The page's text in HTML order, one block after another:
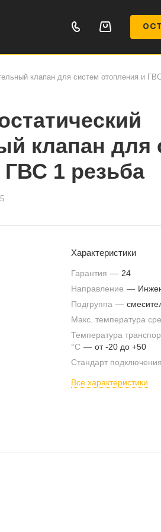
клапан для систем отопления и
клапан для
1 резьба
Характеристики
Гарантия — 24
Направление —
Подгруппа —
Макс. температура
Температура
°С — от -20 до +50
Стандарт
Все характеристики